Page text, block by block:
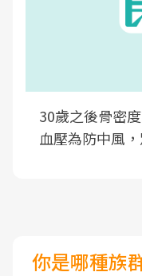
30歲之後骨密
血壓為防中風
你是哪種族